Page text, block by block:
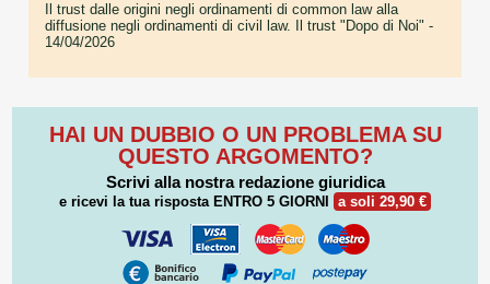
Il trust dalle origini negli ordinamenti di common law alla
diffusione negli ordinamenti di civil law. Il trust "Dopo di Noi" -
14/04/2026
HAI UN DUBBIO O UN PROBLEMA SU
QUESTO ARGOMENTO?
Scrivi alla nostra redazione giuridica
e ricevi la tua risposta ENTRO 5 GIORNI a soli 29,90 €